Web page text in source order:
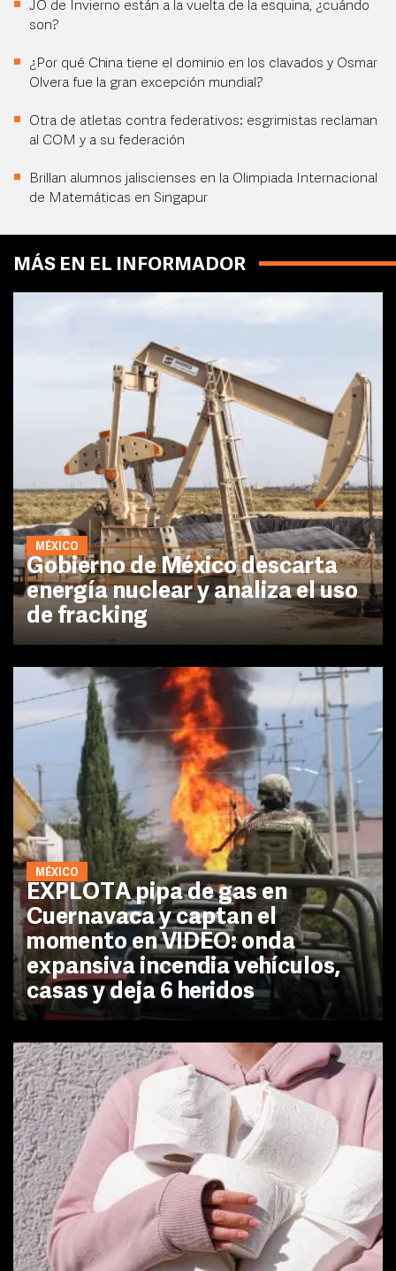
JO de Invierno están a la vuelta de la esquina, ¿cuándo
son?
¿Por qué China tiene el dominio en los clavados y Osmar
Olvera fue la gran excepción mundial?
Otra de atletas contra federativos: esgrimistas reclaman
al COM y a su federación
Brillan alumnos jaliscienses en la Olimpiada Internacional
de Matemáticas en Singapur
MÁS EN EL INFORMADOR
MÉXICO
Gobierno de México descarta
energía nuclear y analiza el uso
de fracking
MÉXICO
EXPLOTA pipa de gas en
Cuernavaca y captan el
momento en VIDEO: onda
expansiva incendia vehículos,
casas y deja 6 heridos